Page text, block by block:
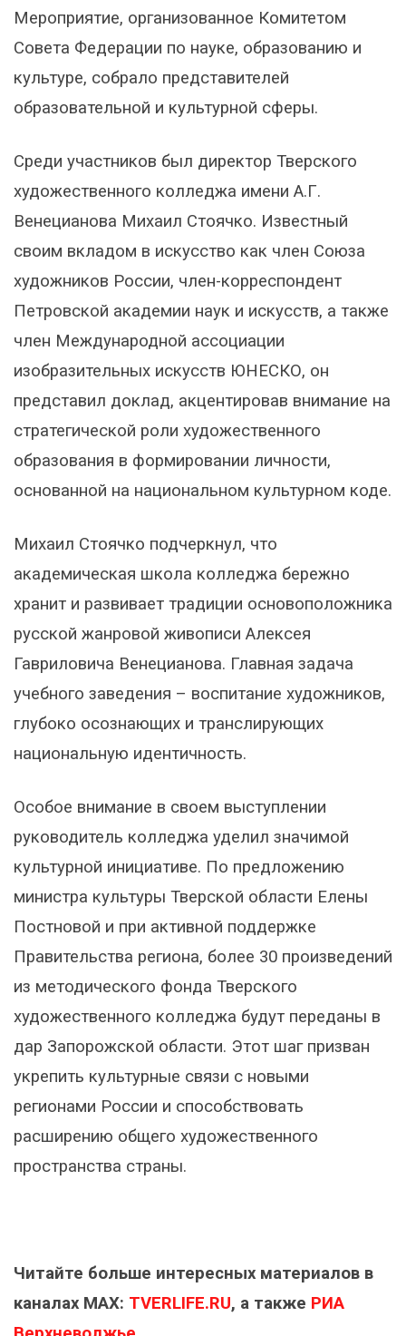
Мероприятие, организованное Комитетом
Совета Федерации по науке, образованию и
культуре, собрало представителей
образовательной и культурной сферы.
Среди участников был директор Тверского
художественного колледжа имени А.Г.
Венецианова Михаил Стоячко. Известный
своим вкладом в искусство как член Союза
художников России, член-корреспондент
Петровской академии наук и искусств, а также
член Международной ассоциации
изобразительных искусств ЮНЕСКО, он
представил доклад, акцентировав внимание на
стратегической роли художественного
образования в формировании личности,
основанной на национальном культурном коде.
Михаил Стоячко подчеркнул, что
академическая школа колледжа бережно
хранит и развивает традиции основоположника
русской жанровой живописи Алексея
Гавриловича Венецианова. Главная задача
учебного заведения – воспитание художников,
глубоко осознающих и транслирующих
национальную идентичность.
Особое внимание в своем выступлении
руководитель колледжа уделил значимой
культурной инициативе. По предложению
министра культуры Тверской области Елены
Постновой и при активной поддержке
Правительства региона, более 30 произведений
из методического фонда Тверского
художественного колледжа будут переданы в
дар Запорожской области. Этот шаг призван
укрепить культурные связи с новыми
регионами России и способствовать
расширению общего художественного
пространства страны.
Читайте больше интересных материалов в
каналах МАХ: TVERLIFE.RU, а также РИА